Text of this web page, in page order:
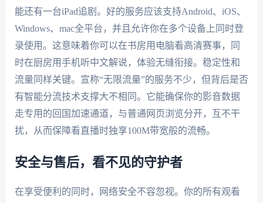
能还有一台iPad追剧。好的服务应该支持Android、iOS、
Windows、mac全平台，并且允许你在多个设备上同时登
录使用。这意味着你可以在书房用电脑看高清赛事，同
时在厨房用手机听中文解说，体验无缝衔接。稳定性和
流量同样关键。宣称“无限流量”的服务不少，但背后是否
有智能分流技术支撑大不相同。它能确保你的影音数据
走专用的回国加速通道，与普通网页浏览分开，互不干
扰，从而保障看直播时独享100M带宽般的流畅。
安全与售后，看不见的守护者
在享受便利的同时，网络安全不容忽视。你的所有观看